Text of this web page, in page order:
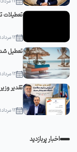
تعطیلات
12 مرداد 1405
تعطیل
12 مرداد 1405
تقدیر
12 مرداد 1405
اخبار پربازدید